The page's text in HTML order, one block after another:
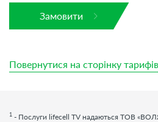
Замовити
Повернутися на сторінку тарифів
1 - Послуги lifecell TV надаються ТОВ